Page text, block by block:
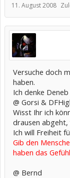
11. August 2008
Versuche doch
haben.
Ich denke
@ Gorsi &
Wisst Ihr ich
drausen
Ich will Freiheit
Gib den
haben das
@ Bernd